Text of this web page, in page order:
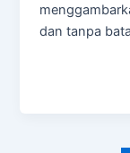
dan tanpa